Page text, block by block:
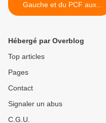
Gauche et du PCF aux
présidentielles: résultats de
Hébergé par Overblog
Top articles
Pages
Contact
Signaler un abus
C.G.U.